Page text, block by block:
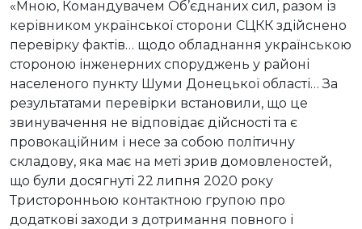
«Мною, Командувачем Об’єднаних сил, разом із
керівником української сторони СЦКК здійснено
перевірку фактів… щодо обладнання українською
стороною інженерних споруджень у районі
населеного пункту Шуми Донецької області… За
результатами перевірки встановили, що це
звинувачення не відповідає дійсності та є
провокаційним і несе за собою політичну
складову, яка має на меті зрив домовленостей,
що були досягнуті 22 липня 2020 року
Тристоронньою контактною групою про
додаткові заходи з дотримання повного і